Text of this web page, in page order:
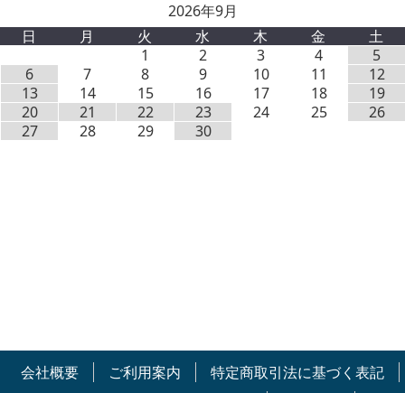
2026年9月
日
月 火 水 木 金
土
1
2 3 4
5
6
7 8 9 10 11
12
13
14 15 16 17 18
19
20
21 22 23 24 25
26
27
28 29 30
会社概要 ご利用案内
特定商取引法に基づく表記